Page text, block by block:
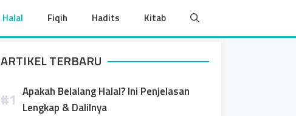
Halal Fiqih Hadits Kitab
ARTIKEL TERBARU
Apakah Belalang Halal? Ini Penjelasan
Lengkap & Dalilnya